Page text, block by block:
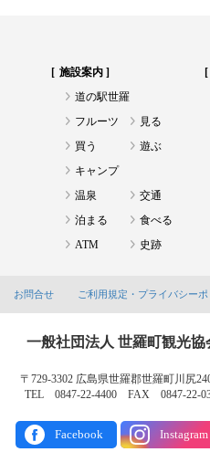
施設案内
道の駅世羅
フルーツ
見る
買う
遊ぶ
キャンプ
温泉
交通
泊まる
食べる
ATM
史跡
お問合せ ご利用規定・プライバシーポ
一般社団法人 世羅町観光協
〒729-3302 広島県世羅郡世羅町川尻
TEL 0847-22-4400 FAX 0847-22-
Facebook Instagram